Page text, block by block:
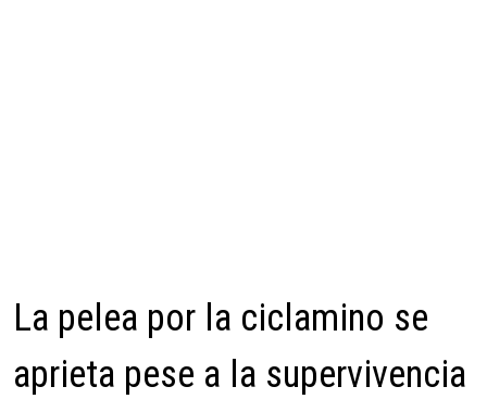
La pelea por la ciclamino se
aprieta pese a la supervivencia